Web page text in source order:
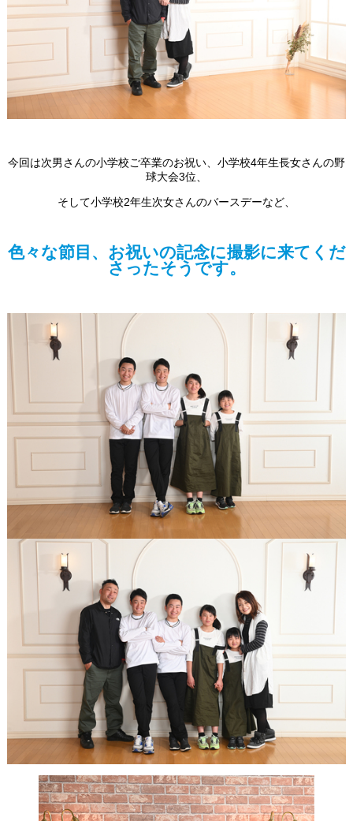
今回は次男さんの小学校ご卒業のお祝い、小学校4年生長女さんの野
球大会3位、
そして小学校2年生次女さんのバースデーなど、
色々な節目、お祝いの記念に撮影に来てくだ
さったそうです。